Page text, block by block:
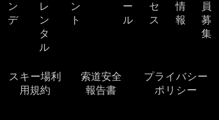
ン
デ
レ
ン
タ
ル
ン
ト
ー
ル
セ
ス
情
報
員
募
集
スキー場利
用規約
索道安全
報告書
プライバシー
ポリシー